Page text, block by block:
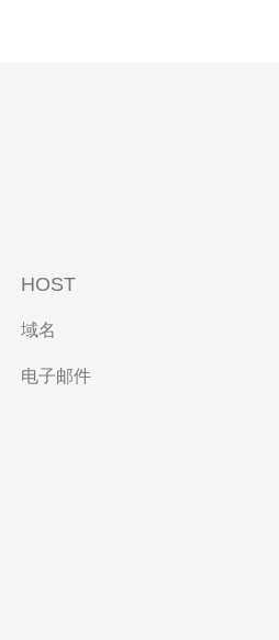
HOST
域名
电子邮件